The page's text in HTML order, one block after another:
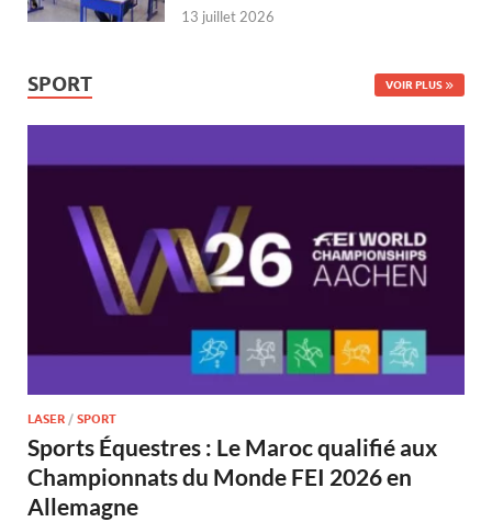
13 juillet 2026
SPORT VOIR PLUS
LASER / SPORT
Sports Équestres : Le Maroc qualifié aux
Championnats du Monde FEI 2026 en
Allemagne